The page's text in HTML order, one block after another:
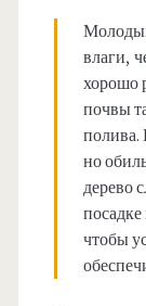
влаги,
хорошо
почвы
полива.
но
дерево
чтобы